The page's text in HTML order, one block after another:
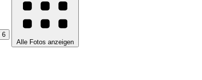
6
Alle Fotos anzeigen